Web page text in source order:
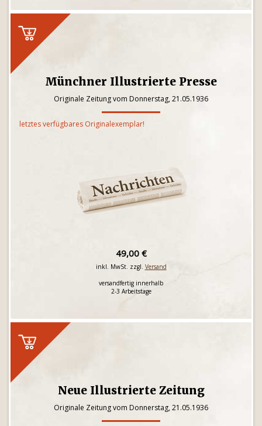
Münchner Illustrierte Presse
Originale Zeitung vom Donnerstag, 21.05.1936
letztes verfügbares Originalexemplar!
49,00 €
inkl. MwSt. zzgl. Versand
versandfertig innerhalb
2-3 Arbeitstage
Neue Illustrierte Zeitung
Originale Zeitung vom Donnerstag, 21.05.1936